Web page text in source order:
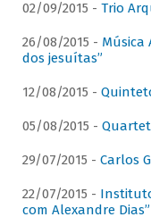
02/09/2015 - Trio
26/08/2015 - Música
dos jesuítas”
12/08/2015 -
05/08/2015 -
29/07/2015 - Carlos
22/07/2015 -
com Alexandre Dias”